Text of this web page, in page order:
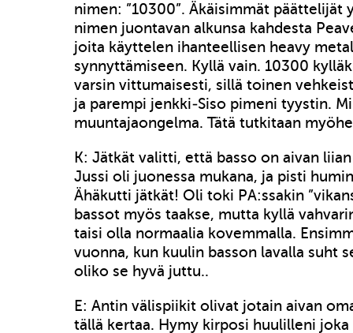
nimen: ”10300”. Äkäisimmät päättelijät
nimen juontavan alkunsa kahdesta
joita käyttelen ihanteellisen heavy
synnyttämiseen. Kyllä vain. 10300
varsin vittumaisesti, sillä toinen
ja parempi jenkki-Siso pimeni tyystin.
muuntajaongelma. Tätä tutkitaan
K: Jätkät valitti, että basso on aivan
Jussi oli juonessa mukana, ja pisti
Ähäkutti jätkät! Oli toki PA:ssakin
bassot myös taakse, mutta kyllä
taisi olla normaalia kovemmalla.
vuonna, kun kuulin basson lavalla suht
oliko se hyvä juttu..
E: Antin välispiikit olivat jotain aivan
tällä kertaa. Hymy kirposi huulilleni